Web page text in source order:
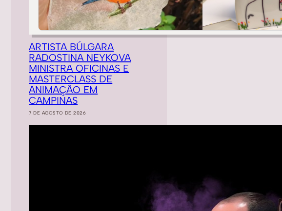
ARTISTA BÚLGARA
RADOSTINA NEYKOVA
MINISTRA OFICINAS E
MASTERCLASS DE
ANIMAÇÃO EM
CAMPINAS
7 DE AGOSTO DE 2026